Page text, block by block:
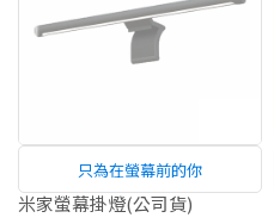
只為在螢幕前的你
米家螢幕掛燈(公司貨)